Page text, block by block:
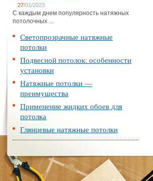
27/01/2023
С каждым днем популярность натяжных
потолочных ...
Светопрозрачные натяжные
потолки
Подвесной потолок: особенности
установки
Натяжные потолки —
преимущества
Применение жидких обоев для
потолка
Глянцевые натяжные потолки